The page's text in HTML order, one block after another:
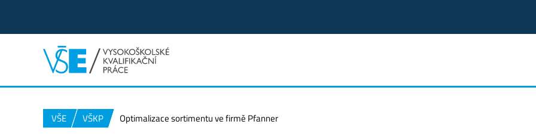
VŠE VŠKP Optimalizace sortimentu ve firmě Pfanner